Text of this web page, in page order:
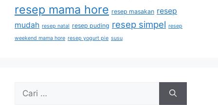
resep mama hore resep masakan resep
mudah resep natal resep puding resep simpel resep
weekend mama hore resep yogurt pie susu